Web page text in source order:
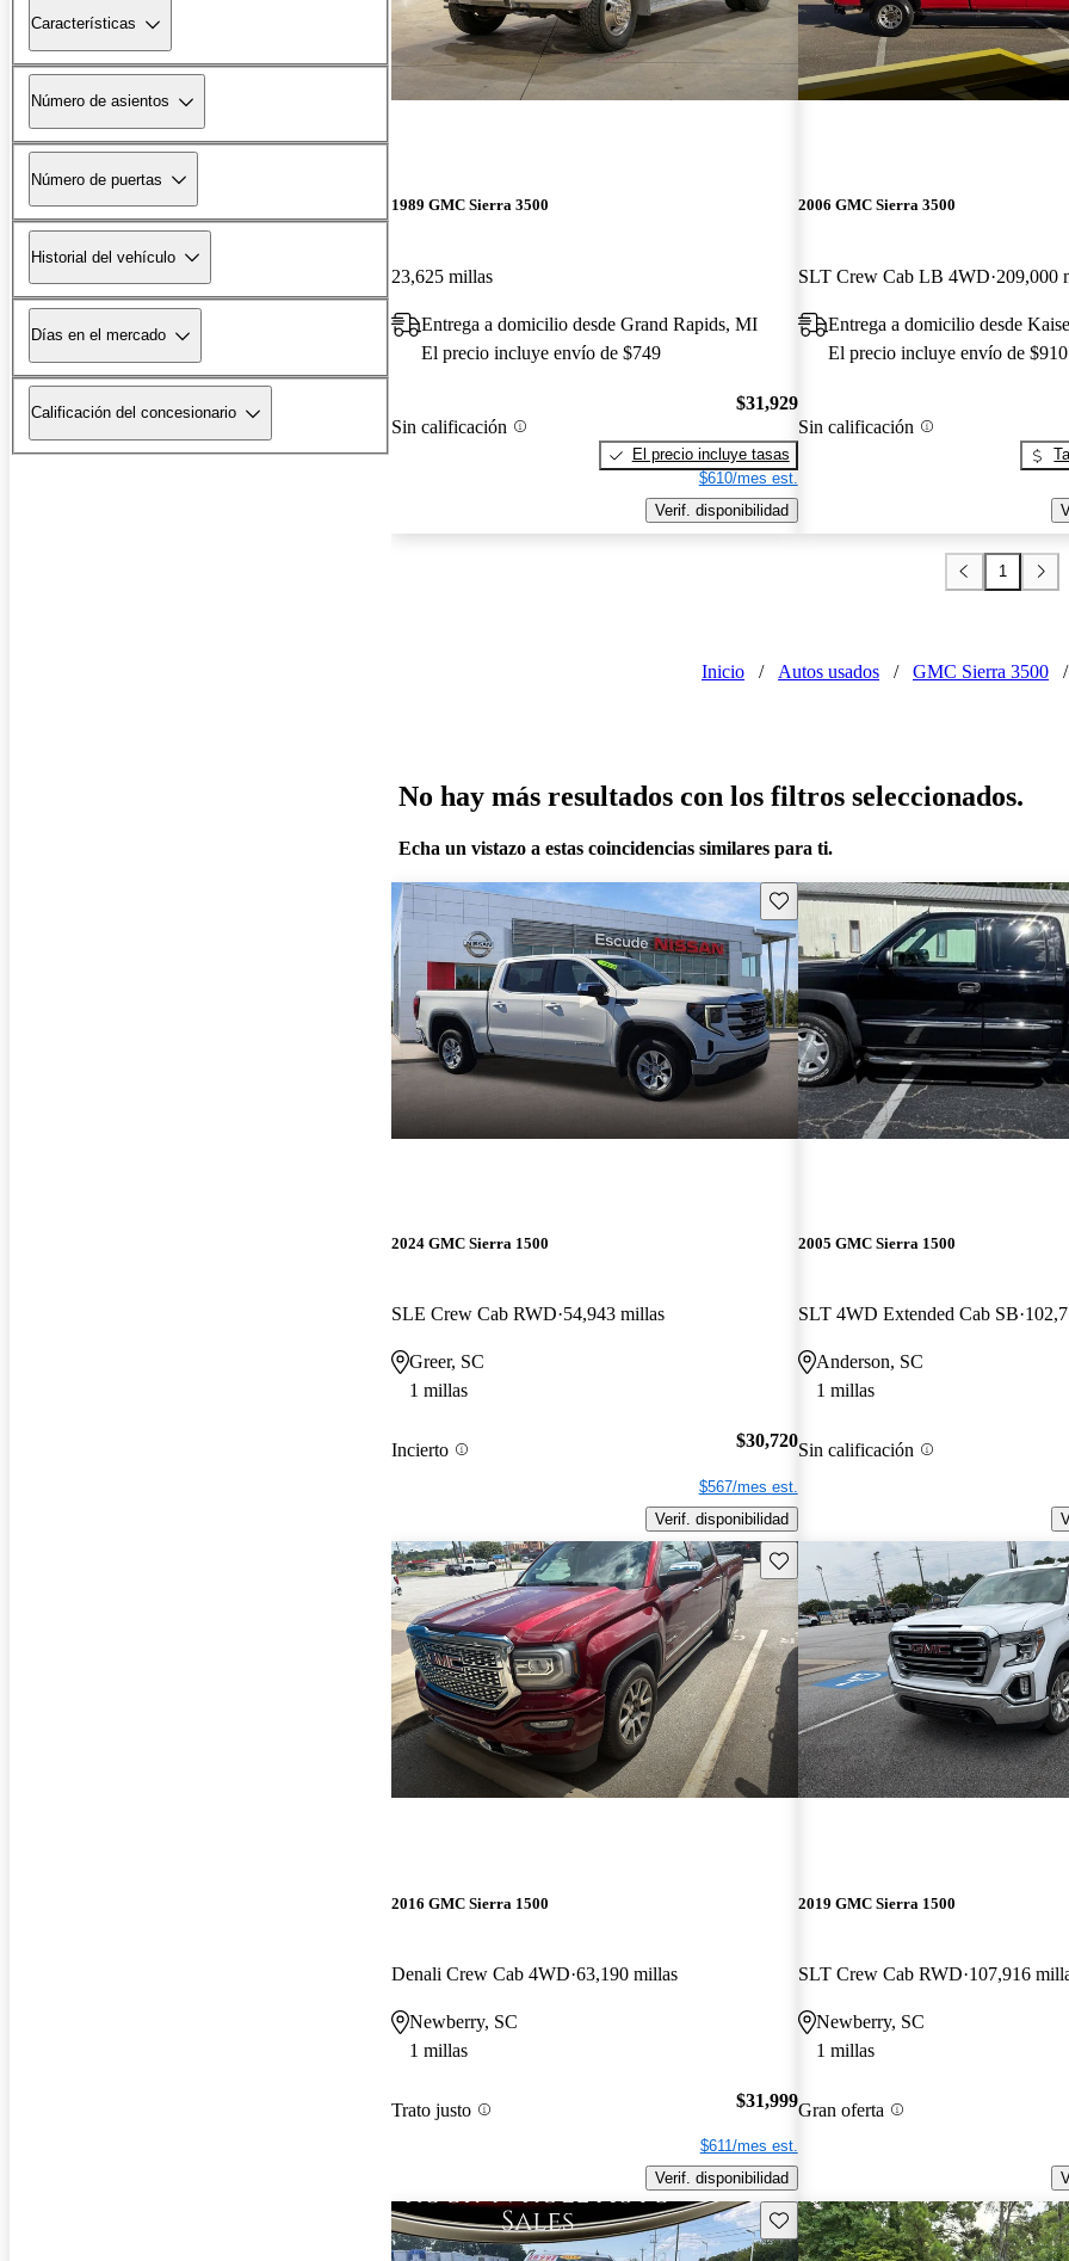
Características
Número de asientos
Número de puertas
Historial del vehículo
Días en el mercado
Calificación del concesionario
1989 GMC Sierra 3500
23,625 millas
Entrega a domicilio desde Grand Rapids, MI
El precio incluye envío de $749
Sin calificación
$31,929
El precio incluye tasas
$610/mes est.
Verif. disponibilidad
2006 GMC Sierra 3500
SLT Crew Cab LB 4WD 209,000
Entrega a domicilio desde
El precio incluye envío de $910
Sin calificación
1
Inicio / Autos usados / GMC Sierra 3500 /
No hay más resultados con los filtros seleccionados.
Echa un vistazo a estas coincidencias similares para ti.
Guarda este Aviso
2024 GMC Sierra 1500
SLE Crew Cab RWD 54,943 millas
Greer, SC
1 millas
Incierto $30,720
$567/mes est.
Verif. disponibilidad
2005 GMC Sierra 1500
SLT 4WD Extended Cab SB
Anderson, SC
1 millas
Sin calificación
Guarda este Aviso
2016 GMC Sierra 1500
Denali Crew Cab 4WD 63,190 millas
Newberry, SC
1 millas
Trato justo $31,999
$611/mes est.
Verif. disponibilidad
2019 GMC Sierra 1500
SLT Crew Cab RWD 107,916
Newberry, SC
1 millas
Gran oferta
Guarda este Aviso